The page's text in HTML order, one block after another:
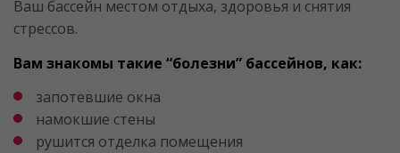
Ваш бассейн местом отдыха, здоровья и снятия
стрессов.
Вам знакомы такие “болезни” бассейнов, как:
запотевшие окна
намокшие стены
рушится отделка помещения